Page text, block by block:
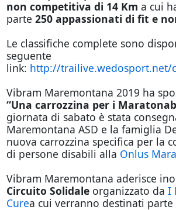
non competitiva di 14 Km a cui
parte 250 appassionati di fit e
Le classifiche complete sono
seguente
link: http://trailive.wedosport.net/
Vibram Maremontana 2019 ha
“Una carrozzina per i
giornata di sabato è stata
Maremontana ASD e la famiglia
nuova carrozzina specifica per la
di persone disabili alla Onlus
Vibram Maremontana aderisce
Circuito Solidaleorganizzato da I
Curea cui verranno destinati